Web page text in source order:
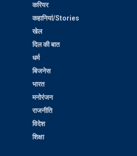
करियर
कहानियां/Stories
खेल
दिल की बात
धर्म
बिजनेस
भारत
मनोरंजन
राजनीति
विदेश
शिक्षा